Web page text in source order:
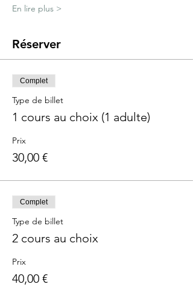
En lire plus >
Réserver
Complet
Type de billet
1 cours au choix (1 adulte)
Prix
30,00 €
Complet
Type de billet
2 cours au choix
Prix
40,00 €